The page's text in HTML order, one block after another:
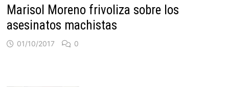
Marisol Moreno frivoliza sobre los
asesinatos machistas
01/10/2017 0